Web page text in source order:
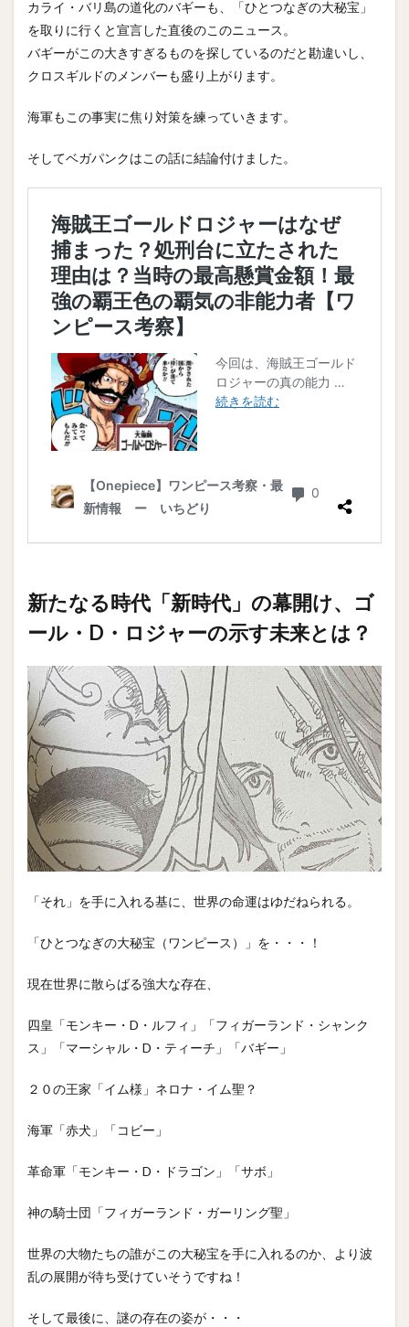
カライ・バリ島の道化のバギーも、「ひとつなぎの大秘宝」
を取りに行くと宣言した直後のこのニュース。
バギーがこの大きすぎるものを探しているのだと勘違いし、
クロスギルドのメンバーも盛り上がります。
海軍もこの事実に焦り対策を練っていきます。
そしてベガパンクはこの話に結論付けました。
新たなる時代「新時代」の幕開け、ゴ
ール・D・ロジャーの示す未来とは？
「それ」を手に入れる基に、世界の命運はゆだねられる。
「ひとつなぎの大秘宝（ワンピース）」を・・・！
現在世界に散らばる強大な存在、
四皇「モンキー・D・ルフィ」「フィガーランド・シャンク
ス」「マーシャル・D・ティーチ」「バギー」
２０の王家「イム様」ネロナ・イム聖？
海軍「赤犬」「コビー」
革命軍「モンキー・D・ドラゴン」「サボ」
神の騎士団「フィガーランド・ガーリング聖」
世界の大物たちの誰がこの大秘宝を手に入れるのか、より波
乱の展開が待ち受けていそうですね！
そして最後に、謎の存在の姿が・・・